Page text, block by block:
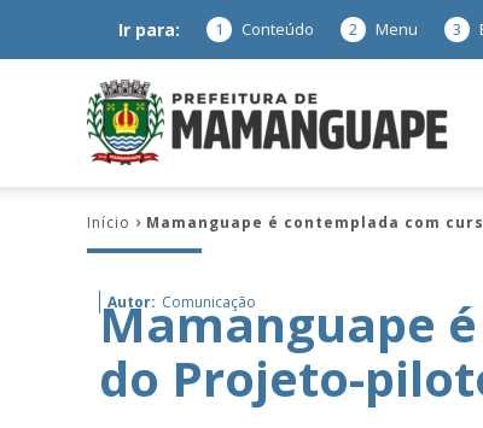
Ir para: 1 Conteúdo 2 Menu 3
Início Mamanguape é contemplada com
Autor: Comunicação
Mamanguape
do Projeto-